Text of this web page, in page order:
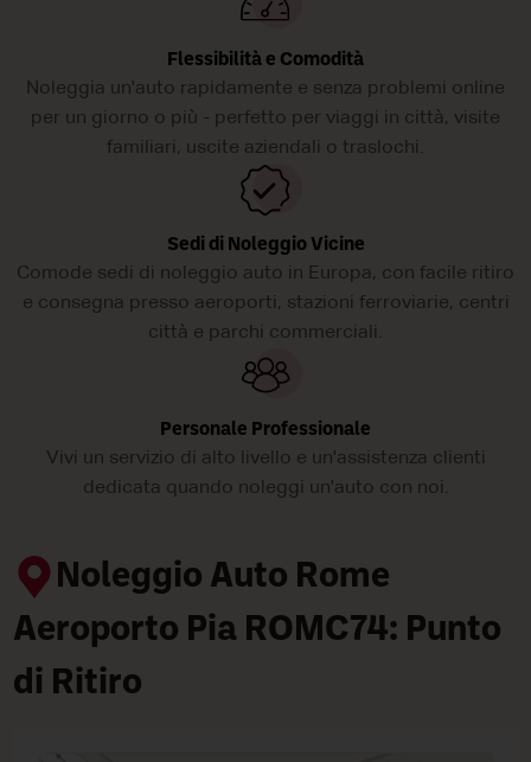
Flessibilità e Comodità
Noleggia un'auto rapidamente e senza problemi online
per un giorno o più - perfetto per viaggi in città, visite
familiari, uscite aziendali o traslochi.
Sedi di Noleggio Vicine
Comode sedi di noleggio auto in Europa, con facile ritiro
e consegna presso aeroporti, stazioni ferroviarie, centri
città e parchi commerciali.
Personale Professionale
Vivi un servizio di alto livello e un'assistenza clienti
dedicata quando noleggi un'auto con noi.
Noleggio Auto Rome
Aeroporto Pia ROMC74: Punto
di Ritiro